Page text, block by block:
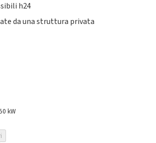
h24
da una struttura privata
kW